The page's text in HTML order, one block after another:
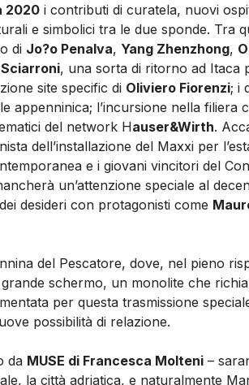
2020 i contributi di curatela, nuovi
e simbolici tra le due sponde. Tra
di Jo?o Penalva, Yang Zhenzhong,
, una sorta di ritorno ad Itaca
site specific di Oliviero Fiorenzi; i
appenninica; l’incursione nella filiera
del network Hauser&Wirth.
dell’installazione del Maxxi per
e i giovani vincitori del
un’attenzione speciale al
desideri con protagonisti come
del Pescatore, dove, nel pieno
schermo, un monolite che
per questa trasmissione
possibilità di relazione.
da MUSE di Francesca Molteni –
la città adriatica, e naturalmente